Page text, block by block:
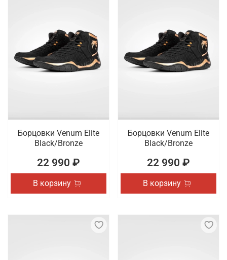
Борцовки Venum Elite
Black/Bronze
22 990 ₽
В корзину
Борцовки Venum Elite
Black/Bronze
22 990 ₽
В корзину